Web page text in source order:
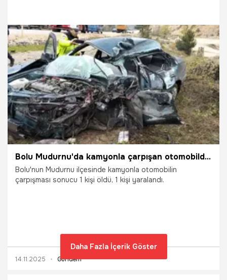
27.11.2025 Gündem
Bolu Mudurnu'da kamyonla çarpışan otomobildeki 1 kişi öldü, 1 kişi yaralandı
Bolu'nun Mudurnu ilçesinde kamyonla otomobilin
çarpışması sonucu 1 kişi öldü, 1 kişi yaralandı.
14.11.2025 Gündem
Daha Fazla İçerik Göster